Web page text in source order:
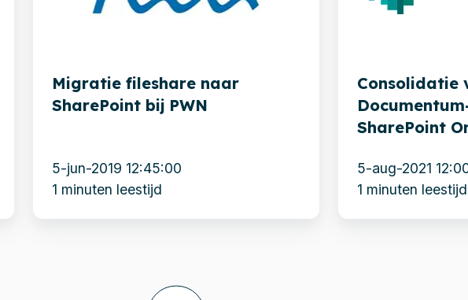
Migratie fileshare naar
SharePoint bij PWN
5-jun-2019 12:45:00
1 minuten leestijd
Xillio
Consolidatie
SharePoint
5-aug-2021
1 minuten leestijd